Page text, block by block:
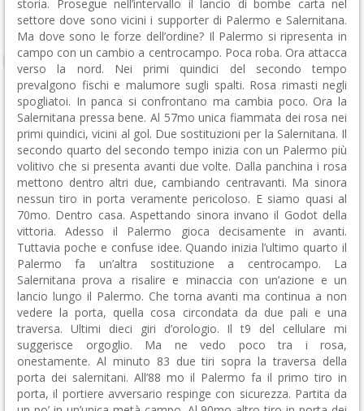
storia. Prosegue nell’intervallo il lancio di bombe carta nel
settore dove sono vicini i supporter di Palermo e Salernitana.
Ma dove sono le forze dell’ordine? Il Palermo si ripresenta in
campo con un cambio a centrocampo. Poca roba. Ora attacca
verso la nord. Nei primi quindici del secondo tempo
prevalgono fischi e malumore sugli spalti. Rosa rimasti negli
spogliatoi. In panca si confrontano ma cambia poco. Ora la
Salernitana pressa bene. Al 57mo unica fiammata dei rosa nei
primi quindici, vicini al gol. Due sostituzioni per la Salernitana. Il
secondo quarto del secondo tempo inizia con un Palermo più
volitivo che si presenta avanti due volte. Dalla panchina i rosa
mettono dentro altri due, cambiando centravanti. Ma sinora
nessun tiro in porta veramente pericoloso. E siamo quasi al
70mo. Dentro casa. Aspettando sinora invano il Godot della
vittoria. Adesso il Palermo gioca decisamente in avanti.
Tuttavia poche e confuse idee. Quando inizia l’ultimo quarto il
Palermo fa un’altra sostituzione a centrocampo. La
Salernitana prova a risalire e minaccia con un’azione e un
lancio lungo il Palermo. Che torna avanti ma continua a non
vedere la porta, quella cosa circondata da due pali e una
traversa. Ultimi dieci giri d’orologio. Il t9 del cellulare mi
suggerisce orgoglio. Ma ne vedo poco tra i rosa,
onestamente. Al minuto 83 due tiri sopra la traversa della
porta dei salernitani. All’88 mo il Palermo fa il primo tiro in
porta, il portiere avversario respinge con sicurezza. Partita da